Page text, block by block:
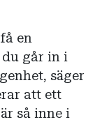
en
går in i
säger
att ett
så inne i